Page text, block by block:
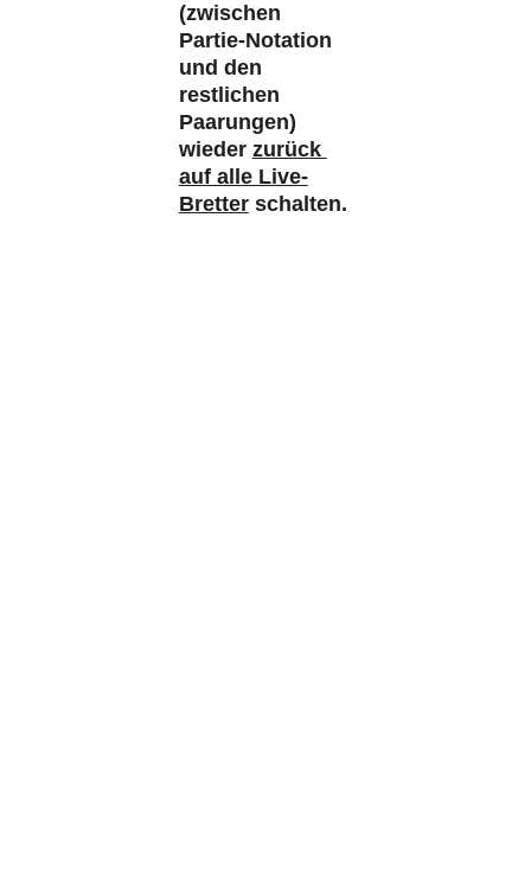
(zwischen
Partie-Notation
und den
restlichen
Paarungen)
wieder zurück
auf alle Live-
Bretter schalten.